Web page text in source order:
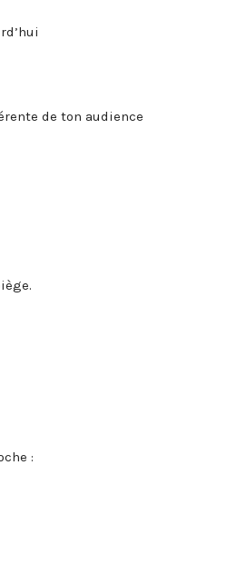
de ton audience
: